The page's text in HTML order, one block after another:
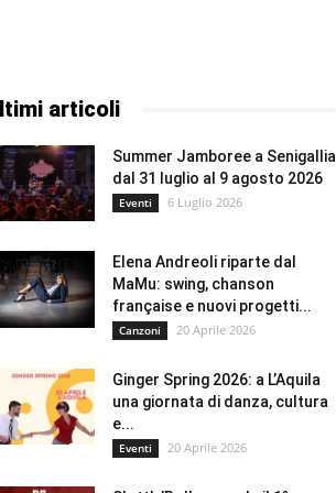
articoli
Summer Jamboree a Senigallia
dal 31 luglio al 9 agosto 2026
Eventi 6 Luglio 2026
Elena Andreoli riparte dal
MaMu: swing, chanson
française e nuovi progetti...
Canzoni 20 Aprile 2026
Ginger Spring 2026: a L’Aquila
una giornata di danza, cultura
e...
Eventi 20 Aprile 2026